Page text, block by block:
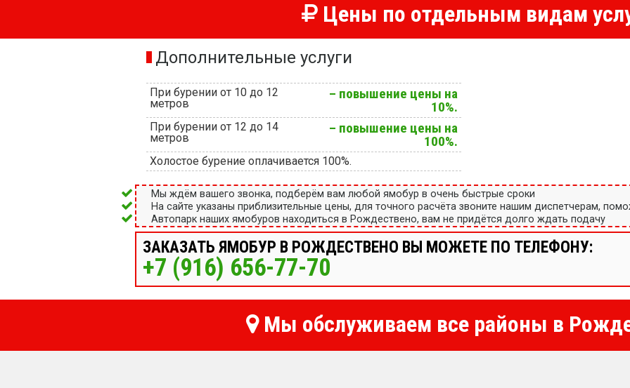
Цены по отдельным видам
Дополнительные услуги
При бурении от 10 до 12
метров
– повышение цены на
10%.
При бурении от 12 до 14
метров
– повышение цены на
100%.
Холостое бурение оплачивается 100%.
Мы ждём вашего звонка, подберём вам любой ямобур в очень быстрые сроки
На сайте указаны приблизительные цены, для точного расчёта звоните нашим диспетчерам,
Автопарк наших ямобуров находиться в Рождествено, вам не придётся долго ждать подачу
ЗАКАЗАТЬ ЯМОБУР В РОЖДЕСТВЕНО ВЫ МОЖЕТЕ ПО ТЕЛЕФОНУ:
+7 (916) 656-77-70
Мы обслуживаем все районы в